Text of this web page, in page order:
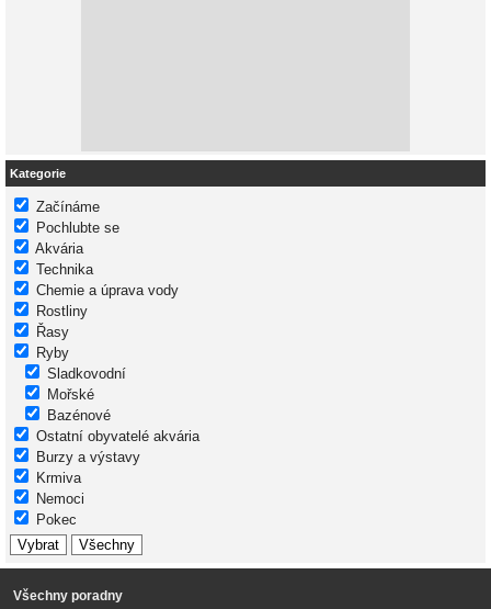
Kategorie
Začínáme
Pochlubte se
Akvária
Technika
Chemie a úprava vody
Rostliny
Řasy
Ryby
Sladkovodní
Mořské
Bazénové
Ostatní obyvatelé akvária
Burzy a výstavy
Krmiva
Nemoci
Pokec
Všechny poradny